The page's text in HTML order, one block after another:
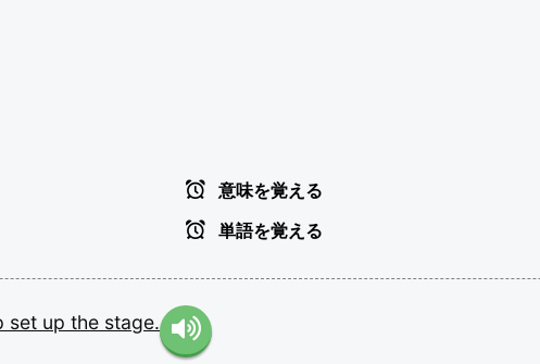
意味を覚える
単語を覚える
set up the stage.